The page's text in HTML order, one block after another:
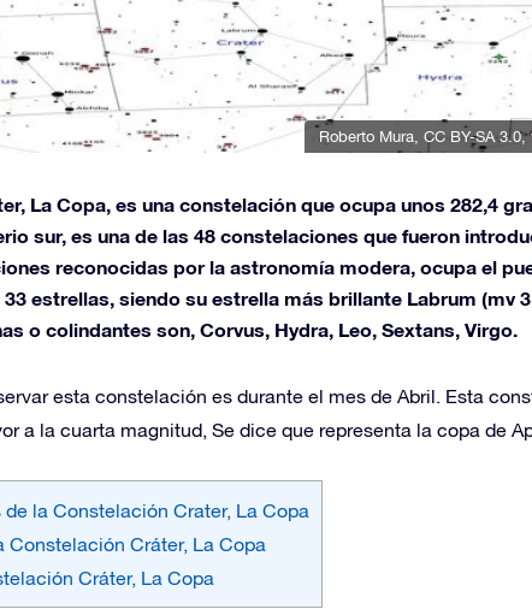
Roberto Mura CC BY-SA 3.0,
La Copa, es una constelación que ocupa unos 282,4
sur, es una de las 48 constelaciones que fueron
reconocidas por la astronomía modera, ocupa el
estrellas, siendo su estrella más brillante Labrum (mv
o colindantes son, Corvus, Hydra, Leo, Sextans, Virgo.
esta constelación es durante el mes de Abril. Esta
a la cuarta magnitud, Se dice que representa la copa de
la Constelación Crater, La Copa
Constelación Cráter, La Copa
Cráter, La Copa